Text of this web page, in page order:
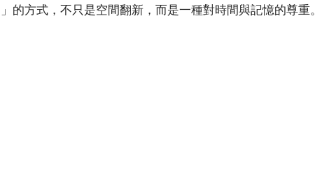
的方式，不只是空間翻新，而是一種對時間與記憶的尊重。